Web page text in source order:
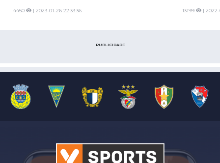
4450 | 2023-01-26 22:33:36 13199 |
PUBLICIDADE